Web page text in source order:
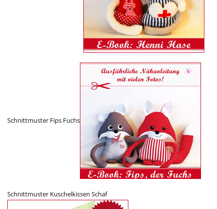
Schnittmuster Fips Fuchs
Schnittmuster Kuschelkissen Schaf